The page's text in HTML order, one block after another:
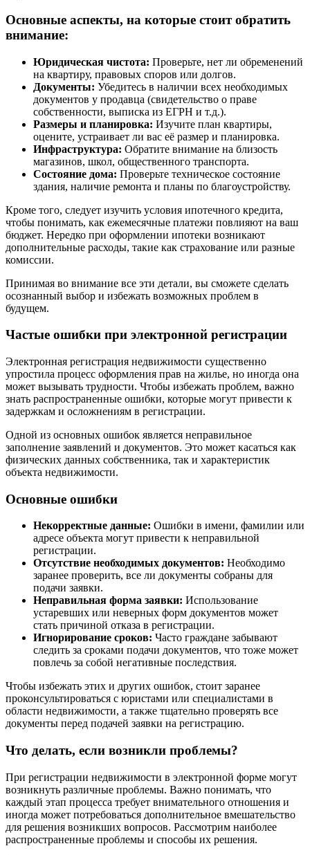
Основные аспекты, на которые стоит обратить
внимание:
Юридическая чистота: Проверьте, нет ли обременений
на квартиру, правовых споров или долгов.
Документы: Убедитесь в наличии всех необходимых
документов у продавца (свидетельство о праве
собственности, выписка из ЕГРН и т.д.).
Размеры и планировка: Изучите план квартиры,
оцените, устраивает ли вас её размер и планировка.
Инфраструктура: Обратите внимание на близость
магазинов, школ, общественного транспорта.
Состояние дома: Проверьте техническое состояние
здания, наличие ремонта и планы по благоустройству.
Кроме того, следует изучить условия ипотечного кредита,
чтобы понимать, как ежемесячные платежи повлияют на ваш
бюджет. Нередко при оформлении ипотеки возникают
дополнительные расходы, такие как страхование или разные
комиссии.
Принимая во внимание все эти детали, вы сможете сделать
осознанный выбор и избежать возможных проблем в
будущем.
Частые ошибки при электронной регистрации
Электронная регистрация недвижимости существенно
упростила процесс оформления прав на жилье, но иногда она
может вызывать трудности. Чтобы избежать проблем, важно
знать распространенные ошибки, которые могут привести к
задержкам и осложнениям в регистрации.
Одной из основных ошибок является неправильное
заполнение заявлений и документов. Это может касаться как
физических данных собственника, так и характеристик
объекта недвижимости.
Основные ошибки
Некорректные данные: Ошибки в имени, фамилии или
адресе объекта могут привести к неправильной
регистрации.
Отсутствие необходимых документов: Необходимо
заранее проверить, все ли документы собраны для
подачи заявки.
Неправильная форма заявки: Использование
устаревших или неверных форм документов может
стать причиной отказа в регистрации.
Игнорирование сроков: Часто граждане забывают
следить за сроками подачи документов, что тоже может
повлечь за собой негативные последствия.
Чтобы избежать этих и других ошибок, стоит заранее
проконсультироваться с юристами или специалистами в
области недвижимости, а также тщательно проверять все
документы перед подачей заявки на регистрацию.
Что делать, если возникли проблемы?
При регистрации недвижимости в электронной форме могут
возникнуть различные проблемы. Важно понимать, что
каждый этап процесса требует внимательного отношения и
иногда может потребоваться дополнительное вмешательство
для решения возникших вопросов. Рассмотрим наиболее
распространенные проблемы и способы их решения.